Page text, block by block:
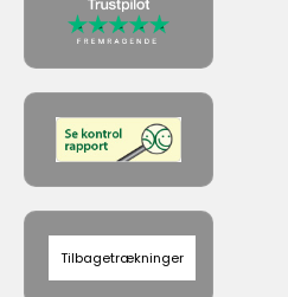
Tilbagetrækninger